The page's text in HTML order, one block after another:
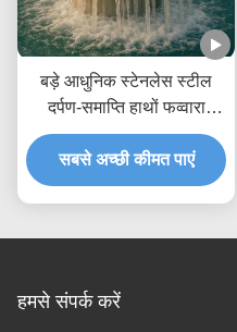
बड़े आधुनिक स्टेनलेस स्टील
दर्पण-समाप्ति हाथों फव्वारा
मूर्तिकला
सबसे अच्छी कीमत पाएं
हमसे संपर्क करें